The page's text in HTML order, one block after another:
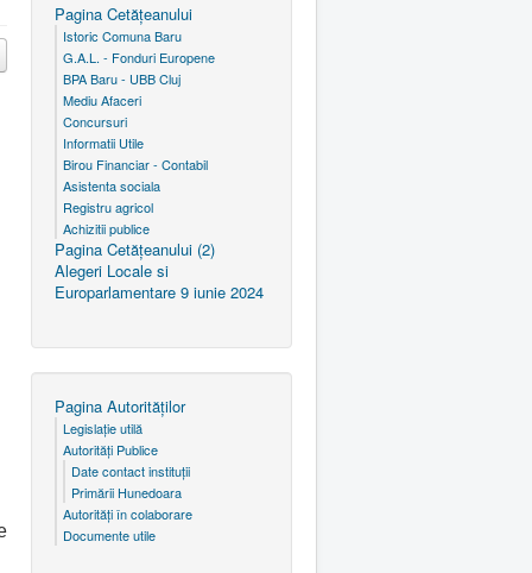
Pagina Cetăţeanului
Istoric Comuna Baru
G.A.L. - Fonduri Europene
BPA Baru - UBB Cluj
Mediu Afaceri
Concursuri
Informatii Utile
Birou Financiar - Contabil
Asistenta sociala
Registru agricol
Achizitii publice
Pagina Cetăţeanului (2)
Alegeri Locale si
Europarlamentare 9 iunie 2024
Pagina Autorităţilor
Legislaţie utilă
Autorităţi Publice
Date contact instituţii
Primării Hunedoara
Autorităţi în colaborare
Documente utile